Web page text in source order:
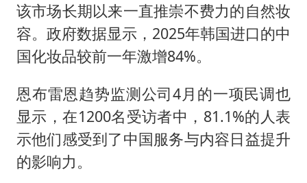
该市场长期以来一直推崇不费力的自然妆
容。政府数据显示，2025年韩国进口的中
国化妆品较前一年激增84%。
恩布雷恩趋势监测公司4月的一项民调也
显示，在1200名受访者中，81.1%的人表
示他们感受到了中国服务与内容日益提升
的影响力。